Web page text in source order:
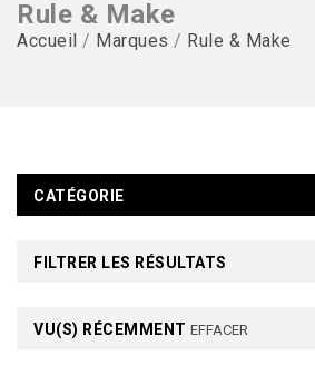
Rule & Make
Accueil / Marques / Rule & Make
CATÉGORIE
FILTRER LES RÉSULTATS
VU(S) RÉCEMMENT EFFACER